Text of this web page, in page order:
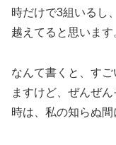
時だけで3組いるし
越えてると思います
なんて書くと、す
ますけど、ぜんぜ
時は、私の知らぬ間